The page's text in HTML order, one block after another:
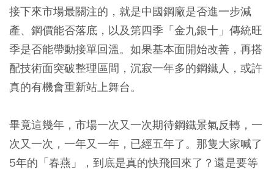
接下來市場最關注的，就是中國鋼廠是否進一步減
產、鋼價能否落底，以及第四季「金九銀十」傳統旺
季是否能帶動接單回溫。如果基本面開始改善，再搭
配技術面突破整理區間，沉寂一年多的鋼鐵人，或許
真的有機會重新站上舞台。
畢竟這幾年，市場一次又一次期待鋼鐵景氣反轉，一
次又一次，一年又一年，已經五年了。那隻大家喊了
5年的「春燕」，到底是真的快飛回來了？還是要等